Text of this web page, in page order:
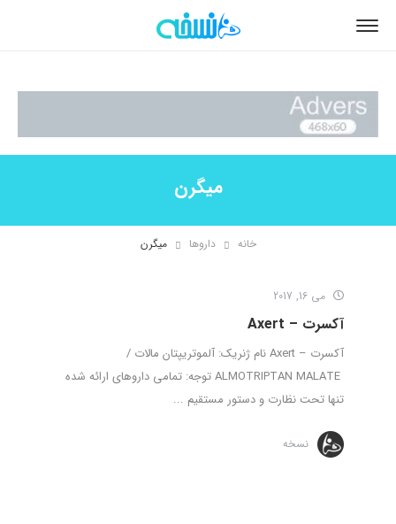
میگرن
خانه داروها میگرن
می 16, 2017
آکسرت – Axert
آکسرت – Axert نام ژنریک: آلموتریپتان مالات /
ALMOTRIPTAN MALATE توجه: تمامی داروهای ارائه شده
تنها تحت نظارت و دستور مستقیم ...
نسخه